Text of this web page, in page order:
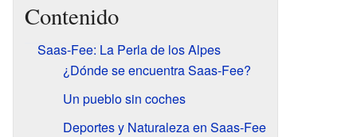
Contenido
Saas-Fee: La Perla de los Alpes
¿Dónde se encuentra Saas-Fee?
Un pueblo sin coches
Deportes y Naturaleza en Saas-Fee